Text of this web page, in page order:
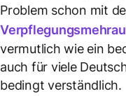
Problem schon mit
vermutlich wie ein
auch für viele
bedingt verständlich.